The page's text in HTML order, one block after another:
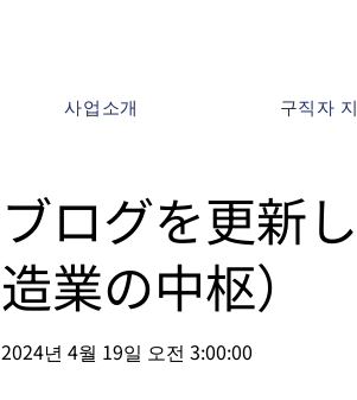
사업소개 구직자
ブログを更新
造業の中枢）
2024년 4월 19일 오전 3:00:00